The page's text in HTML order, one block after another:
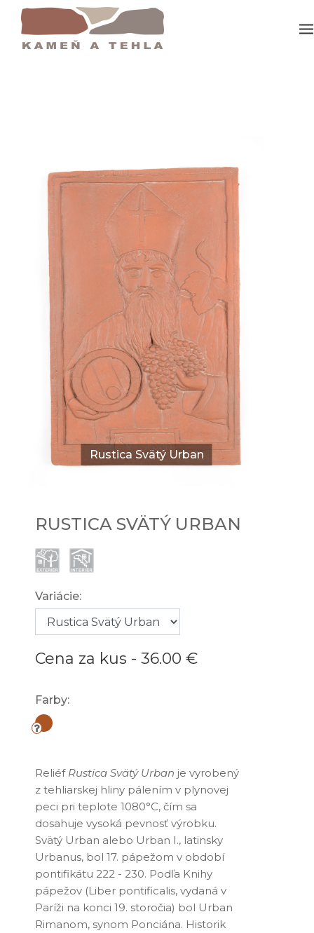
Domov Rustica Svätý Urban
Rustica Svätý Urban
RUSTICA SVÄTÝ URBAN
Variácie:
Cena za kus - 36.00 €
Farby:
Reliéf Rustica Svätý Urban je vyrobený
z tehliarskej hliny pálením v plynovej
peci pri teplote 1080°C, čím sa
dosahuje vysoká pevnosť výrobku.
Svätý Urban alebo Urban I., latinsky
Urbanus, bol 17. pápežom v období
pontifikátu 222 - 230. Podľa Knihy
pápežov (Liber pontificalis, vydaná v
Paríži na konci 19. storočia) bol Urban
Rimanom, synom Ponciána. Historik